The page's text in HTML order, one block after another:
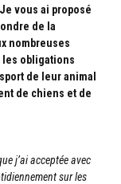
Je vous ai proposé
de la
nombreuses
les obligations
de leur animal
de chiens et de
j’ai acceptée avec
sur les